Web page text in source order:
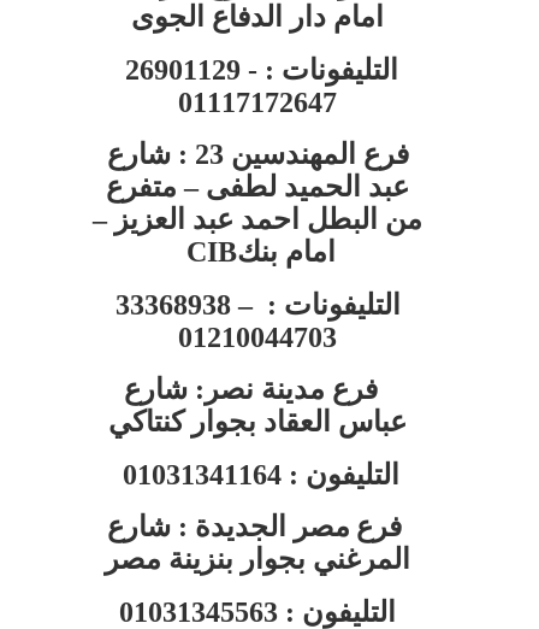
امام دار الدفاع الجوى
التليفونات : 26901129 -
01117172647
فرع المهندسين : 23شارع
عبد الحميد لطفى – متفرع
من البطل احمد عبد العزيز –
امام بنكCIB
التليفونات : 33368938 –
01210044703
فرع مدينة نصر: شارع
عباس العقاد بجوار كنتاكي
التليفون : 01031341164
فرع مصر الجديدة : شارع
المرغني بجوار بنزينة مصر
التليفون : 01031345563